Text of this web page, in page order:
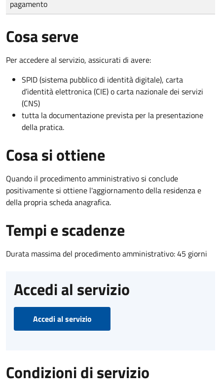
pagamento
Cosa serve
Per accedere al servizio, assicurati di avere:
SPID (sistema pubblico di identità digitale), carta
d’identità elettronica (CIE) o carta nazionale dei servizi
(CNS)
tutta la documentazione prevista per la presentazione
della pratica.
Cosa si ottiene
Quando il procedimento amministrativo si conclude
positivamente si ottiene l'aggiornamento della residenza e
della propria scheda anagrafica.
Tempi e scadenze
Durata massima del procedimento amministrativo: 45 giorni
Accedi al servizio
Accedi al servizio
Condizioni di servizio